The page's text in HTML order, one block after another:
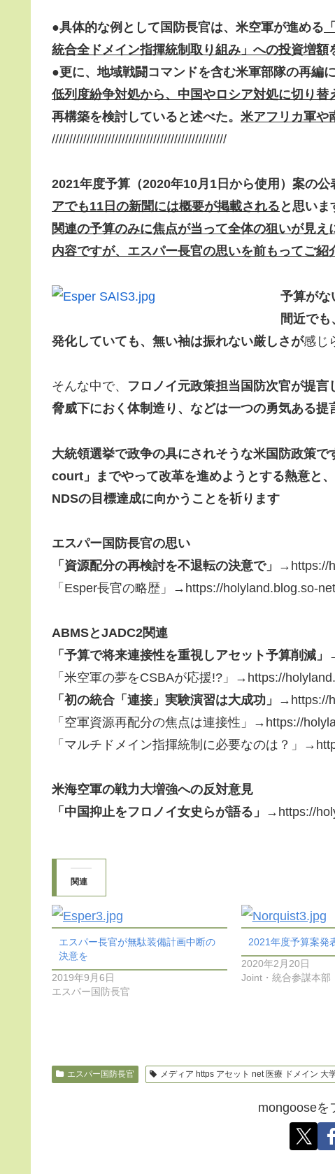
●具体的な例として 国防長官は、米空軍が進める
統合全ドメイン指揮統制取り組み」への投資増額
●更に、地域戦闘コマンドを含む米軍部隊の再編
低列度紛争対処から、中国やロシア対処に切り替
再構築を検討していると述べた。 米アフリカ軍や
//////////////////////////////////////////////////
2021年度予算（2020年10月1日から使用）案の
アでも11日の新聞には概要が掲載される と思いま
関連の予算のみに焦点が当って全体の狙いが見
内容ですが、エスパー長官の思いを前もってご紹
予算がな
間近で
発化していても、無い袖は振れない厳しさが感じ
そんな中で、 フロノイ元政策担当国防次官が提
脅威下におく体制造り、などは一つの勇気ある提
大統領選挙で政争の具にされそうな米国防政策
court」までやって改革を進めようとする熱意と
NDSの目標達成に向かうことを祈ります
エスパー国防長官の思い
「資源配分の再検討を不退転の決意で」
→https://
「Esper長官の略歴」→https://holyland.blog.so-
ABMSとJADC2関連
「予算で将来連接性を重視しアセット予算削減」
「米空軍の夢をCSBAが応援!?」→https://
「初の統合「連接」実験演習は大成功」
→https://
「空軍資源再配分の焦点は連接性」→https://
「マルチドメイン指揮統制に必要なのは？」
米海空軍の戦力大増強への反対意見
「中国抑止をフロノイ女史らが語る」
→https://
関連
エスパー長官が無駄装備計画中断の
決意を
2019年9月6日
エスパー国防長官
2021年度予算案発
2020年2月20日
Joint・統合参謀本部
エスパー国防長官 メディア https アセット net 医療 ドメイン 大
mongooseを